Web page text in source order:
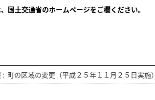
国土交通省のホームページをご欄ください。
: 町の区域の変更（平成２５年１１月２５日実施）